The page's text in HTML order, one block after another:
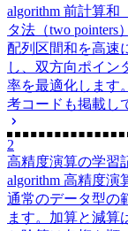
algorithm 前計算和
タ法（two
配列区間和を高速
し、双方向ポイン
率を最適化します
考コードも掲載し
2
高精度演算の学習
algorithm 高精度演
通常のデータ型の
ます。加算と減算